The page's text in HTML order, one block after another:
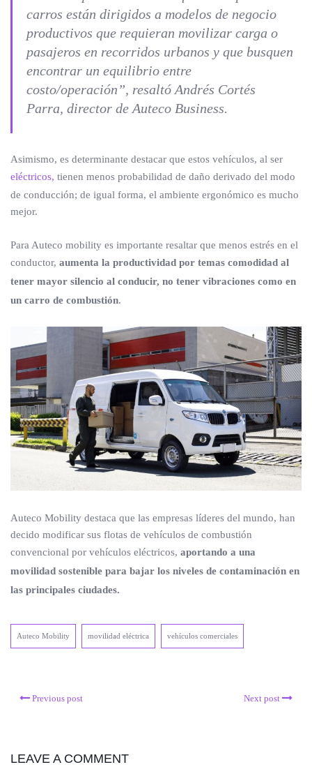
carros están dirigidos a modelos de negocio
productivos que requieran movilizar carga o
pasajeros en recorridos urbanos y que busquen
encontrar un equilibrio entre
costo/operación”, resaltó Andrés Cortés
Parra, director de Auteco Business.
Asimismo, es determinante destacar que estos vehículos, al ser
eléctricos, tienen menos probabilidad de daño derivado del modo
de conducción; de igual forma, el ambiente ergonómico es mucho
mejor.
Para Auteco mobility es importante resaltar que menos estrés en el
conductor, aumenta la productividad por temas comodidad al
tener mayor silencio al conducir, no tener vibraciones como en
un carro de combustión.
Auteco Mobility destaca que las empresas líderes del mundo, han
decido modificar sus flotas de vehículos de combustión
convencional por vehículos eléctricos, aportando a una
movilidad sostenible para bajar los niveles de contaminación en
las principales ciudades.
Auteco Mobility movilidad eléctrica vehículos comerciales
Previous post Next post
LEAVE A COMMENT